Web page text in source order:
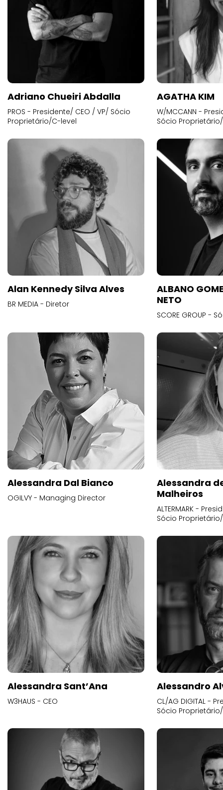
Adriano Chueiri Abdalla
PROS - Presidente/ CEO / VP/ Sócio
Proprietário/C-level
AGATHA KIM
W/MCCANN -
Sócio
Alan Kennedy Silva Alves
BR MEDIA - Diretor
ALBANO
NETO
SCORE GROUP -
Alessandra Dal Bianco
OGILVY - Managing Director
Alessandra
Malheiros
ALTERMARK -
Sócio
Alessandra Sant’Ana
W3HAUS - CEO
Alessandro
CL/AG DIGITAL -
Sócio